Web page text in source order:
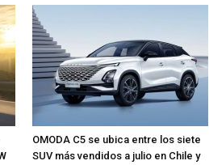
OMODA C5 se ubica entre los siete
SUV más vendidos a julio en Chile y